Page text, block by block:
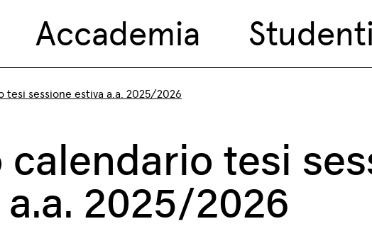
Accademia Studenti
tesi sessione estiva a.a. 2025/2026
tesi
a.a. 2025/2026